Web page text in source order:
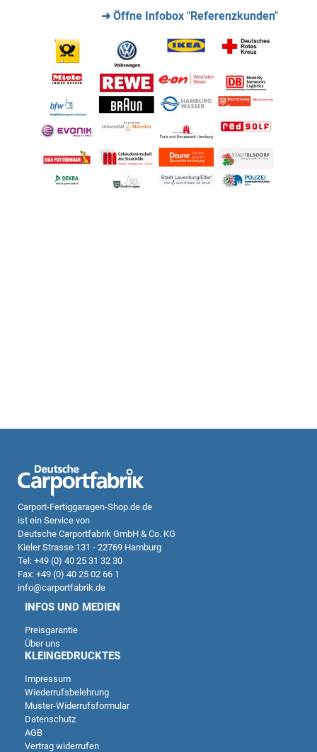
➜ Öffne Infobox "Referenzkunden"
Carport-Fertiggaragen-Shop.de.de
ist ein Service von
Deutsche Carportfabrik GmbH & Co. KG
Kieler Strasse 131 - 22769 Hamburg
Tel: +49 (0) 40 25 31 32 30
Fax: +49 (0) 40 25 02 66 1
info@carportfabrik.de
INFOS UND MEDIEN
Preisgarantie
Über uns
KLEINGEDRUCKTES
Impressum
Wiederrufsbelehrung
Muster-Widerrufsformular
Datenschutz
AGB
Vertrag widerrufen